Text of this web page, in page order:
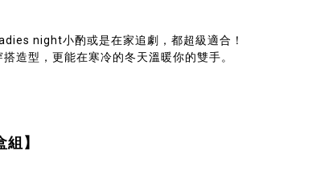
night小酌或是在家追劇，都超級適合！
造型，更能在寒冷的冬天溫暖你的雙手。
組】